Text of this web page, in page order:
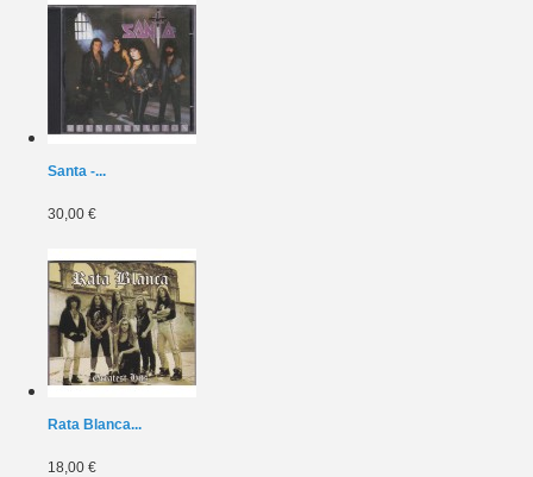
Santa -...
30,00 €
Rata Blanca...
18,00 €